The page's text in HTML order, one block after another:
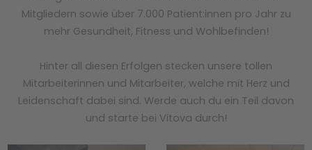
Mitgliedern sowie über 7.000 Patient:innen pro Jahr zu
mehr Gesundheit, Fitness und Wohlbefinden!
Hinter all diesen Erfolgen stecken unsere tollen
Mitarbeiterinnen und Mitarbeiter, welche mit Herz und
Leidenschaft dabei sind. Werde auch du ein Teil davon
und starte bei Vitova durch!